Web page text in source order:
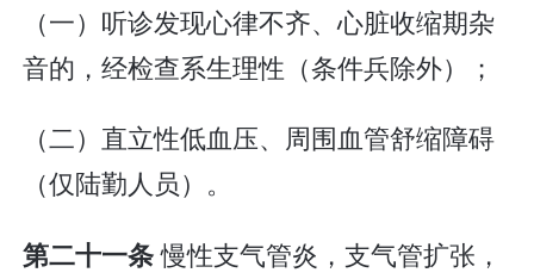
（一）听诊发现心律不齐、心脏收缩期杂
音的，经检查系生理性（条件兵除外）；
（二）直立性低血压、周围血管舒缩障碍
（仅陆勤人员）。
第二十一条慢性支气管炎，支气管扩张，